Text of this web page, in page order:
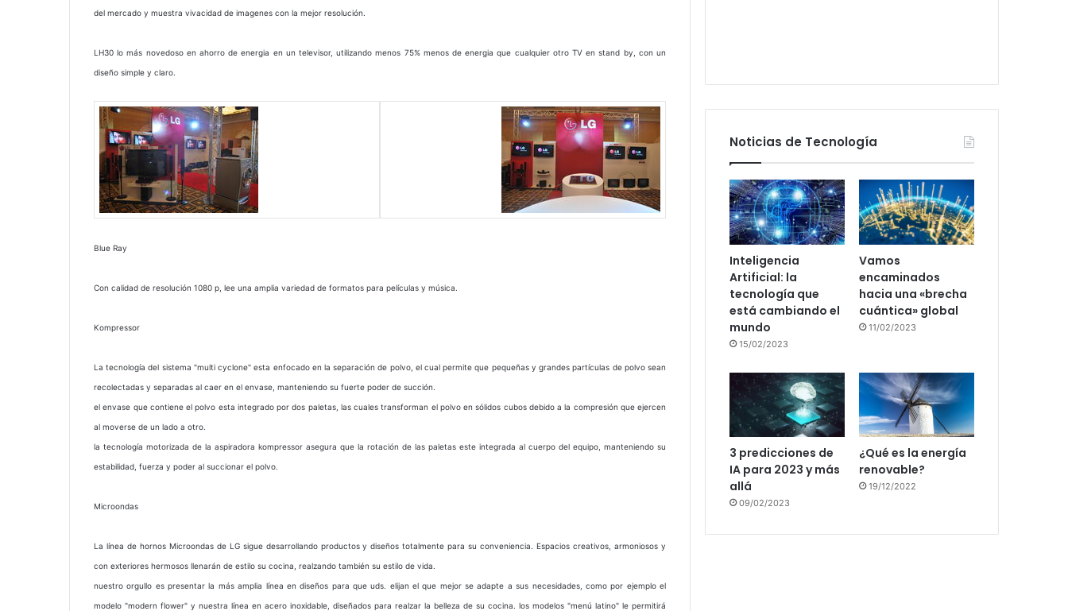
del mercado y muestra vivacidad de imagenes con la mejor resolución.
LH30 lo más novedoso en ahorro de energia en un televisor, utilizando menos 75% menos de energia que cualquier otro TV en stand by, con un
diseño simple y claro.
Blue Ray
Con calidad de resolución 1080 p, lee una amplia variedad de formatos para películas y música.
Kompressor
La tecnología del sistema "multi cyclone" esta enfocado en la separación de polvo, el cual permite que pequeñas y grandes partículas de polvo sean
recolectadas y separadas al caer en el envase, manteniendo su fuerte poder de succión.
el envase que contiene el polvo esta integrado por dos paletas, las cuales transforman el polvo en sólidos cubos debido a la compresión que ejercen
al moverse de un lado a otro.
la tecnología motorizada de la aspiradora kompressor asegura que la rotación de las paletas este integrada al cuerpo del equipo, manteniendo su
estabilidad, fuerza y poder al succionar el polvo.
Microondas
La línea de hornos Microondas de LG sigue desarrollando productos y diseños totalmente para su conveniencia. Espacios creativos, armoniosos y
con exteriores hermosos llenarán de estilo su cocina, realzando también su estilo de vida.
nuestro orgullo es presentar la más amplia línea en diseños para que uds. elijan el que mejor se adapte a sus necesidades, como por ejemplo el
modelo "modern flower" y nuestra línea en acero inoxidable, diseñados para realzar la belleza de su cocina. los modelos "menú latino" le permitirá
Noticias de Tecnología
Inteligencia
Artificial: la
tecnología que
está cambiando el
mundo
15/02/2023
Vamos
encaminados
hacia una «brecha
cuántica» global
11/02/2023
3 predicciones de
IA para 2023 y más
allá
09/02/2023
¿Qué es la energía
renovable?
19/12/2022